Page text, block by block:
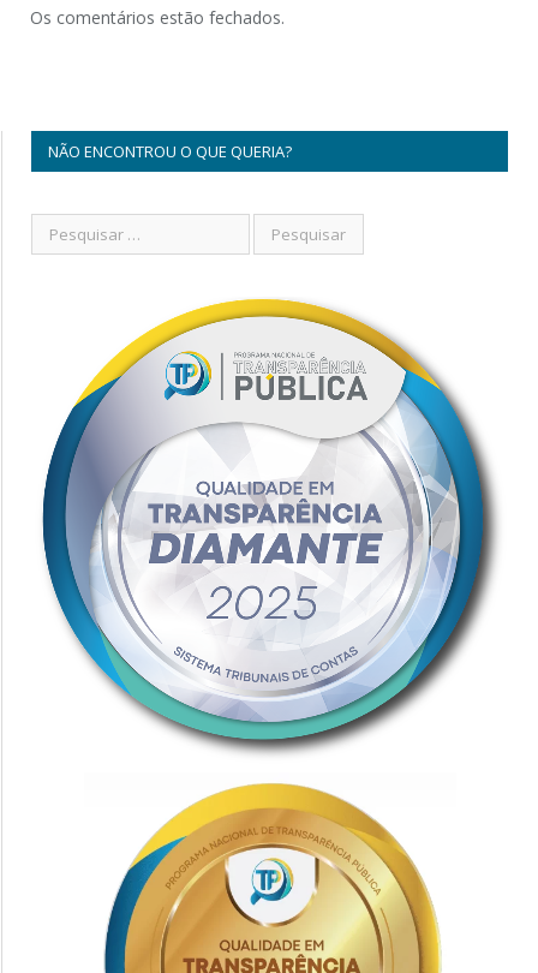
Os comentários estão fechados.
NÃO ENCONTROU O QUE QUERIA?